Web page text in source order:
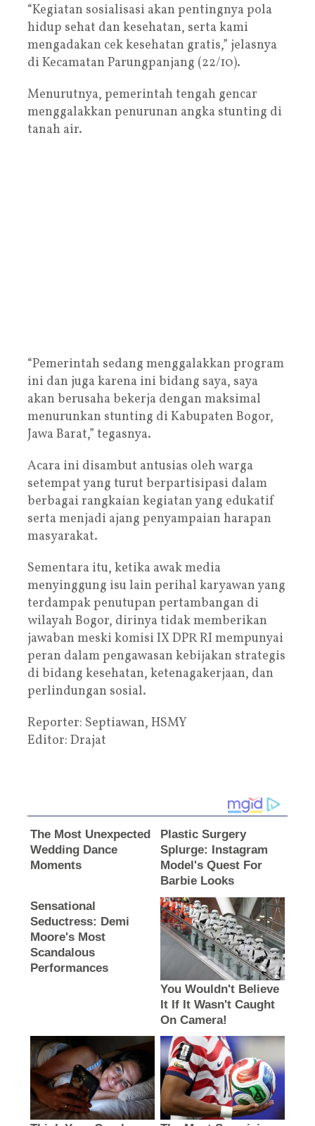
“Kegiatan sosialisasi akan pentingnya pola
hidup sehat dan kesehatan, serta kami
mengadakan cek kesehatan gratis,” jelasnya
di Kecamatan Parungpanjang (22/10).
Menurutnya, pemerintah tengah gencar
menggalakkan penurunan angka stunting di
tanah air.
“Pemerintah sedang menggalakkan program
ini dan juga karena ini bidang saya, saya
akan berusaha bekerja dengan maksimal
menurunkan stunting di Kabupaten Bogor,
Jawa Barat,” tegasnya.
Acara ini disambut antusias oleh warga
setempat yang turut berpartisipasi dalam
berbagai rangkaian kegiatan yang edukatif
serta menjadi ajang penyampaian harapan
masyarakat.
Sementara itu, ketika awak media
menyinggung isu lain perihal karyawan yang
terdampak penutupan pertambangan di
wilayah Bogor, dirinya tidak memberikan
jawaban meski komisi IX DPR RI mempunyai
peran dalam pengawasan kebijakan strategis
di bidang kesehatan, ketenagakerjaan, dan
perlindungan sosial.
Reporter: Septiawan, HSMY
Editor: Drajat